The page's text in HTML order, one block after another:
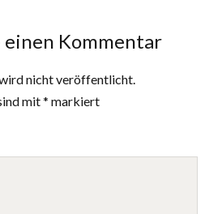
einen Kommentar
nicht veröffentlicht.
mit* markiert